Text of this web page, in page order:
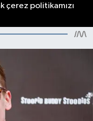
çerez politikamızı